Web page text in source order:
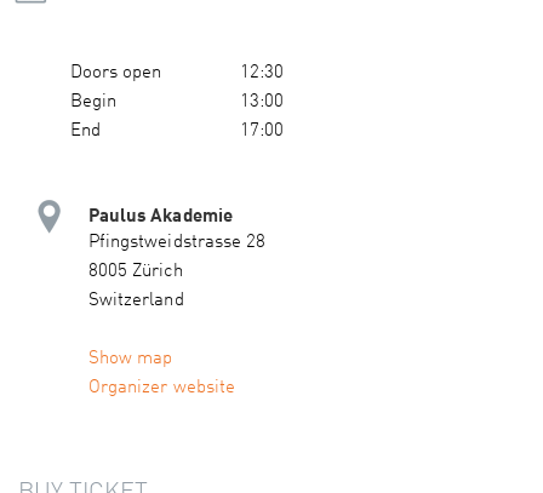
Doors open
12:30
Begin
13:00
End
17:00
Paulus Akademie
Pfingstweidstrasse 28
8005 Zürich
Switzerland
Show map
Organizer website